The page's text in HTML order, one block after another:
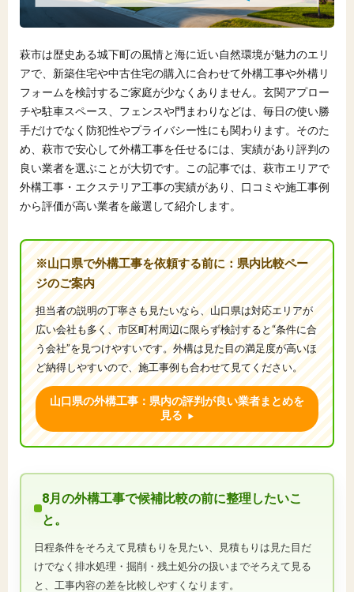
萩市は歴史ある城下町の風情と海に近い自然環境が魅力のエリ
アで、新築住宅や中古住宅の購入に合わせて外構工事や外構リ
フォームを検討するご家庭が少なくありません。玄関アプロー
チや駐車スペース、フェンスや門まわりなどは、毎日の使い勝
手だけでなく防犯性やプライバシー性にも関わります。そのた
め、萩市で安心して外構工事を任せるには、実績があり評判の
良い業者を選ぶことが大切です。この記事では、萩市エリアで
外構工事・エクステリア工事の実績があり、口コミや施工事例
から評価が高い業者を厳選して紹介します。
※山口県で外構工事を依頼する前に：県内比較ペー
ジのご案内
担当者の説明の丁寧さも見たいなら、山口県は対応エリアが
広い会社も多く、市区町村周辺に限らず検討すると“条件に合
う会社”を見つけやすいです。外構は見た目の満足度が高いほ
ど納得しやすいので、施工事例も合わせて見てください。
山口県の外構工事：県内の評判が良い業者まとめを
見る
8月の外構工事で候補比較の前に整理したいこ
と。
日程条件をそろえて見積もりを見たい、見積もりは見た目だ
けでなく排水処理・掘削・残土処分の扱いまでそろえて見る
と、工事内容の差を比較しやすくなります。